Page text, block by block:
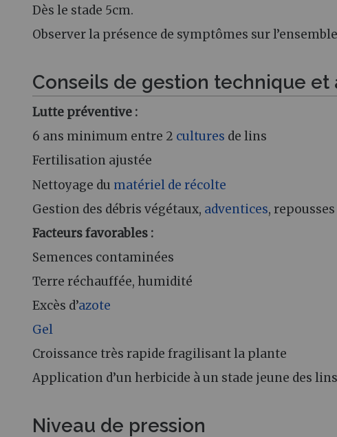
Dès le stade 5cm.
Observer la présence de symptômes sur
Conseils de gestion technique
Lutte préventive :
6 ans minimum entre 2 cultures de lins
Fertilisation ajustée
Nettoyage du matériel de récolte
Gestion des débris végétaux, adventices, repousses
Facteurs favorables :
Semences contaminées
Terre réchauffée, humidité
Excès d’azote
Gel
Croissance très rapide fragilisant la plante
Application d’un herbicide à un stade jeune des
Niveau de pression